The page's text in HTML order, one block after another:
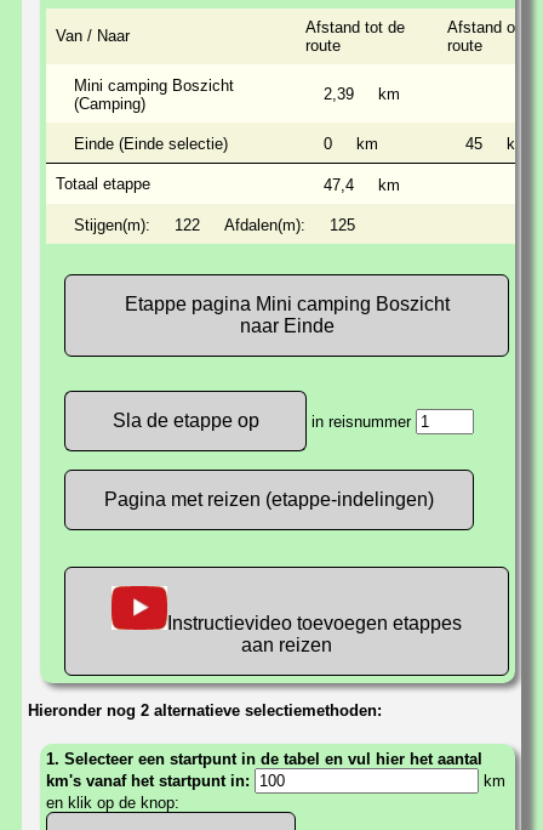
Van / Naar
Afstand tot de
route
Afstand over
route
Mini camping Boszicht
(Camping)
2,39 km
Einde (Einde selectie) 0 km 45 km
Totaal etappe 47,4 km
Stijgen(m): 122 Afdalen(m): 125
Etappe pagina Mini camping Boszicht
naar Einde
in reisnummer
Pagina met reizen (etappe-indelingen)
Instructievideo toevoegen etappes
aan reizen
Hieronder nog 2 alternatieve selectiemethoden:
1. Selecteer een startpunt in de tabel en vul hier het aantal
km's vanaf het startpunt in:
km
en klik op de knop: